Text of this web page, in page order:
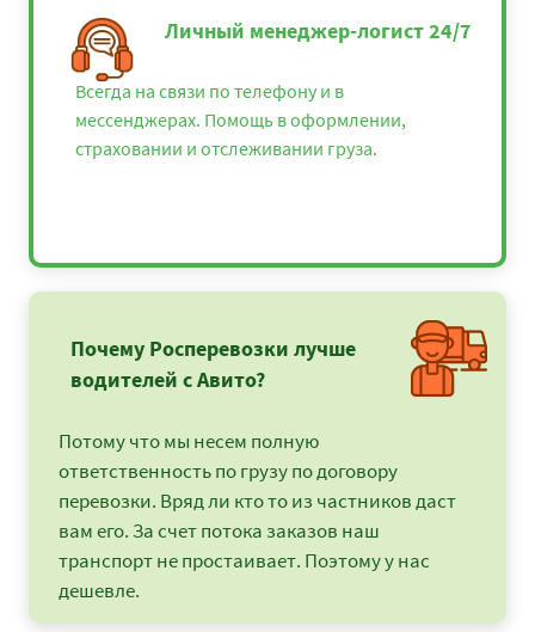
Личный менеджер-логист 24/7
Всегда на связи по телефону и в
мессенджерах. Помощь в оформлении,
страховании и отслеживании груза.
Почему Росперевозки лучше
водителей с Авито?
Потому что мы несем полную
ответственность по грузу по договору
перевозки. Вряд ли кто то из частников даст
вам его. За счет потока заказов наш
транспорт не простаивает. Поэтому у нас
дешевле.